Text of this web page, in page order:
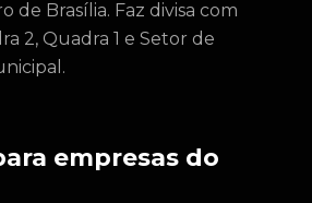
de Brasília. Faz divisa com
2, Quadra 1 e Setor de
empresas do